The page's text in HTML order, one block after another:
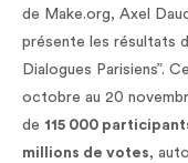
de Make.org, Axel
présente les résultats
Dialogues Parisiens”.
octobre au 20
de 115 000
millions de votes,